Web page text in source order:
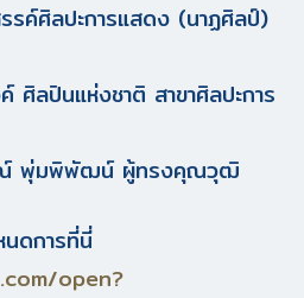
รค์ศิลปะการแสดง (นาฏศิลป์)
ศิลปินแห่งชาติ สาขาศิลปะการ
ณ์ พุ่มพิพัฒน์ ผู้ทรงคุณวุฒิ
นดการที่นี่
open?